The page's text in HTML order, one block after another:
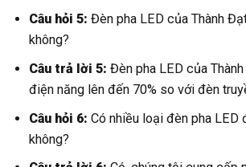
Câu hỏi 5: Đèn pha LED của Thành
không?
Câu trả lời 5: Đèn pha LED của
điện năng lên đến 70% so với đèn
Câu hỏi 6: Có nhiều loại đèn pha LED
không?